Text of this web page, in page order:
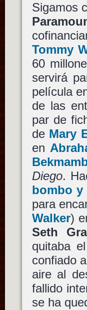
Sigamos
Tommy
60
servirá
película
de las
par de
de Mary
en
Diego.
bombo
para
Walker)
Seth
quitaba
confiado
aire al
fallido
se ha